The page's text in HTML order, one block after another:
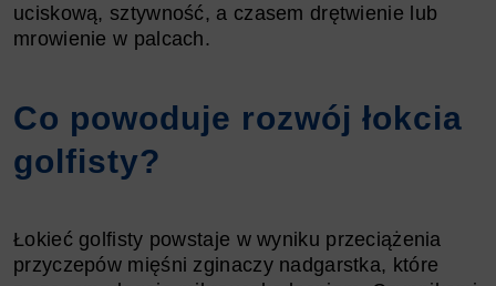
uciskową, sztywność, a czasem drętwienie lub
mrowienie w palcach.
Co powoduje rozwój łokcia
golfisty?
Łokieć golfisty powstaje w wyniku przeciążenia
przyczepów mięśni zginaczy nadgarstka, które